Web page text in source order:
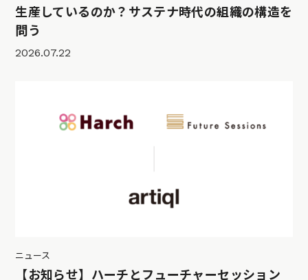
生産しているのか？サステナ時代の組織の構造を
問う
2026.07.22
ニュース
【お知らせ】ハーチとフューチャーセッション